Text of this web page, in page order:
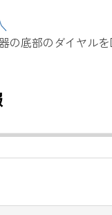
の底部のダイヤル